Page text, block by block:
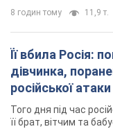
8 годин тому 11,9 т.
Її вбила Росія:
дівчинка,
російської
Того дня під час
її брат, вітчим та